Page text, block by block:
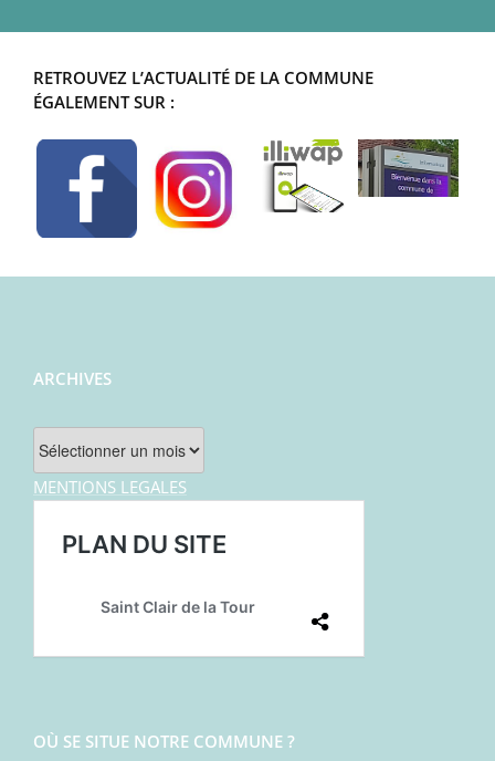
RETROUVEZ L’ACTUALITÉ DE LA COMMUNE
ÉGALEMENT SUR :
ARCHIVES
Archives
MENTIONS LEGALES
OÙ SE SITUE NOTRE COMMUNE ?